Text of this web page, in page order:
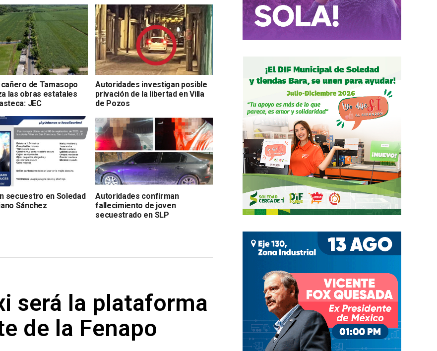
de Tamasopo
las obras estatales
JEC
Autoridades investigan posible
privación de la libertad en Villa
de Pozos
secuestro en Soledad
Sánchez
Autoridades confirman
fallecimiento de joven
secuestrado en SLP
será la plataforma
de la Fenapo